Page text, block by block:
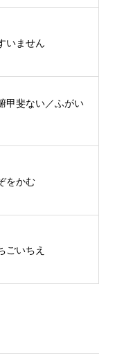
いません
甲斐ない／ふがい
をかむ
ごいちえ